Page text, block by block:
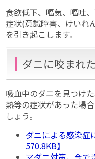
食欲低下、嘔気、嘔吐
症状(意識障害、けいれ
を引き起こします。
ダニに咬まれ
吸血中のダニを見つけ
熱等の症状があった場
しょう。
ダニによる感染症
570.8KB】